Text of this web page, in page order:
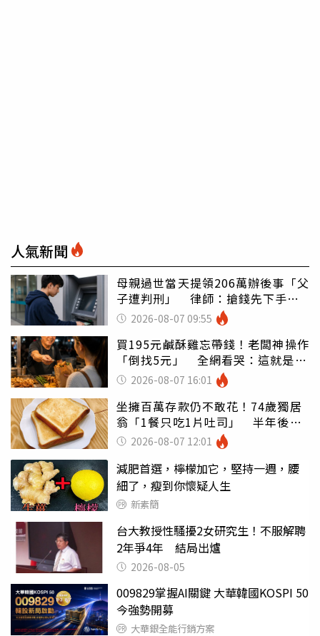
人氣新聞
母親過世當天提領206萬辦後事「父
子遭判刑」 律師：搶錢先下手是
罪 2026-08-07 09:55
買195元鹹酥雞忘帶錢！老闆神操作
「倒找5元」 全網看哭：這就是台
灣 2026-08-07 16:01
坐擁百萬存款仍不敢花！74歲獨居
翁「1餐只吃1片吐司」 半年後暴
瘦嚇壞女兒
2026-08-07 12:01
減肥首選，檸檬加它，堅持一週，腰
細了，瘦到你懷疑人生
新素簡
台大教授性騷擾2女研究生！不服解聘
2年爭4年 結局出爐
2026-08-05
009829掌握AI關鍵 大華韓國KOSPI 50
今強勢開募
大華銀全能行銷方案